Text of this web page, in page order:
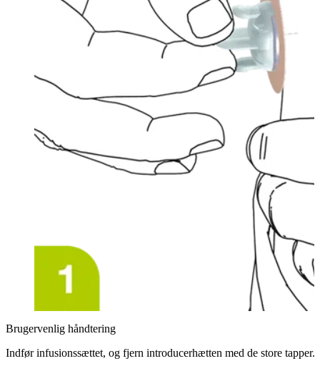
Brugervenlig håndtering
Indfør infusionssættet, og fjern introducerhætten med de store tapper.